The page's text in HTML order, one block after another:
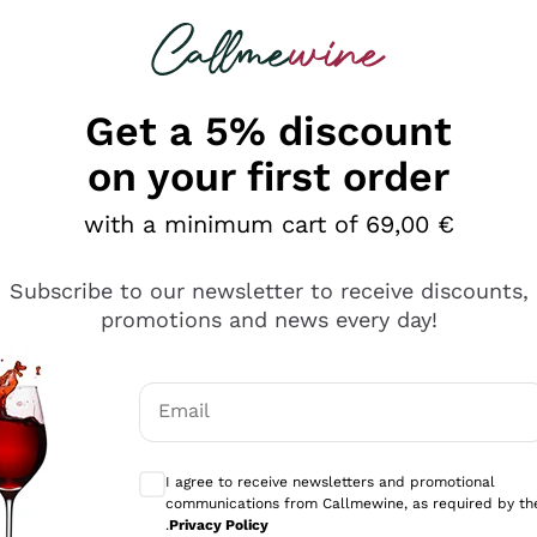
looking for
diversi e con un ampio range di prezzo. Le
Get a 5% discount
on your first order
with a minimum cart of 69,00 €
Subscribe to our newsletter to receive discounts,
promotions and news every day!
Email
I agree to receive newsletters and promotional
communications from Callmewine, as required by
.Privacy Policy